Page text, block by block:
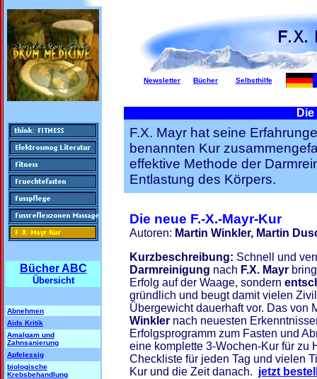
Bücher ABC
Übersicht
Abnehmen
Aids Kritik
Amalgam und
Zahnsanierung
Apfelessig
biologische
Krebsbehandlung
Newsletter Bücher Selbsthilfe
F.X. Mayr hat seine
benannten Kur
effektive Methode der
Entlastung des Körpers.
Die neue F.-X.-Mayr-Kur
Autoren: Martin Winkler, Martin
Kurzbeschreibung: Schnell und
Darmreinigung nach F.X. Mayr
Erfolg auf der Waage, sondern
gründlich und beugt damit vielen
Übergewicht dauerhaft vor. Das von
Winkler nach neuesten
Erfolgsprogramm zum Fasten und
eine komplette 3-Wochen-Kur für zu
Checkliste für jeden Tag und vielen
Kur und die Zeit danach. jetzt